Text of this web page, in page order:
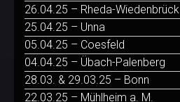
26.04.25 – Rheda-Wiedenbrück
25.04.25 – Unna
05.04.25 – Coesfeld
04.04.25 – Übach-Palenberg
28.03. & 29.03.25 – Bonn
22.03.25 – Mühlheim a. M.